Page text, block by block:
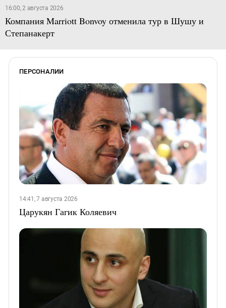
16:00, 2 августа 2026
Компания Marriott Bonvoy отменила тур в Шушу и
Степанакерт
ПЕРСОНАЛИИ
14:41, 7 августа 2026
Царукян Гагик Коляевич